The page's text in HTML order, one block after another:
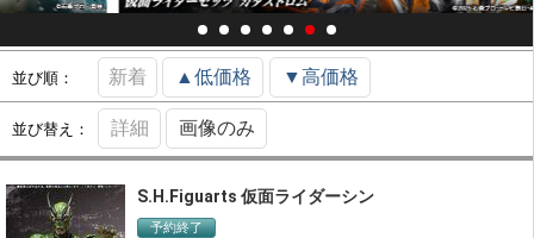
並び順： 新着 ▲低価格 ▼高価格
並び替え： 詳細 画像のみ
S.H.Figuarts 仮面ライダーシン
予約終了